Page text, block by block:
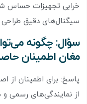
خرابی تجهیزات حساس
سیگنال‌های دقیق طراحی
سؤال: چگونه
مغان اطمینان
پاسخ: برای اطمینان از
از نمایندگی‌های رسمی و